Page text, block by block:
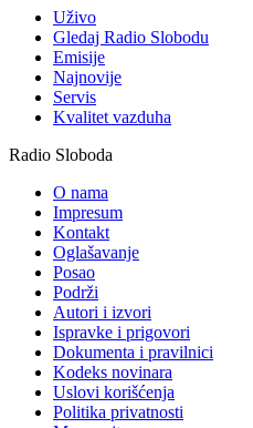
Uživo
Gledaj Radio Slobodu
Emisije
Najnovije
Servis
Kvalitet vazduha
Radio Sloboda
O nama
Impresum
Kontakt
Oglašavanje
Posao
Podrži
Autori i izvori
Ispravke i prigovori
Dokumenta i pravilnici
Kodeks novinara
Uslovi korišćenja
Politika privatnosti